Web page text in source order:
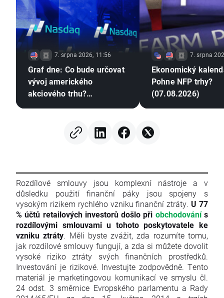
7. srpna 2026, 11:56
Graf dne: Co bude určovat
vývoj amerického
akciového trhu?
7. srpna
Ekonomický
Pohne NFP trhy?
(07.08.2026)
Rozdílové smlouvy jsou komplexní nástroje a v
důsledku použití finanční páky jsou spojeny s
vysokým rizikem rychlého vzniku finanční ztráty. U 77
% účtů retailových investorů došlo při obchodovánís
rozdílovými smlouvami u tohoto poskytovatele ke
vzniku ztráty. Měli byste zvážit, zda rozumíte tomu,
jak rozdílové smlouvy fungují, a zda si můžete dovolit
vysoké riziko ztráty svých finančních prostředků.
Investování je rizikové. Investujte zodpovědně. Tento
materiál je marketingovou komunikací ve smyslu čl.
24 odst. 3 směrnice Evropského parlamentu a Rady